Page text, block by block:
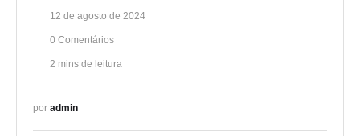
12 de agosto de 2024
0 Comentários
2 mins de leitura
por admin